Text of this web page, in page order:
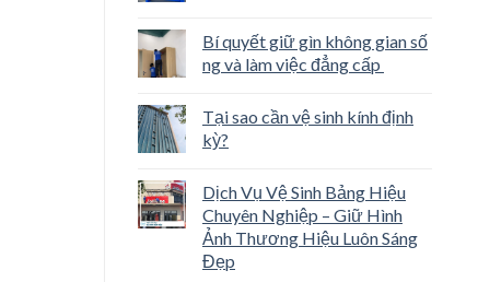
Bí quyết giữ gìn không gian số
ng và làm việc đẳng cấp
Tại sao cần vệ sinh kính định
kỳ?
Dịch Vụ Vệ Sinh Bảng Hiệu
Chuyên Nghiệp – Giữ Hình
Ảnh Thương Hiệu Luôn Sáng
Đẹp